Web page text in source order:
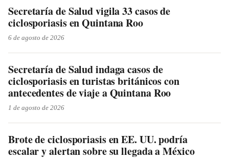
Secretaría de Salud vigila 33 casos de
ciclosporiasis en Quintana Roo
6 de agosto de 2026
Secretaría de Salud indaga casos de
ciclosporiasis en turistas británicos con
antecedentes de viaje a Quintana Roo
1 de agosto de 2026
Brote de ciclosporiasis en EE. UU. podría
escalar y alertan sobre su llegada a México